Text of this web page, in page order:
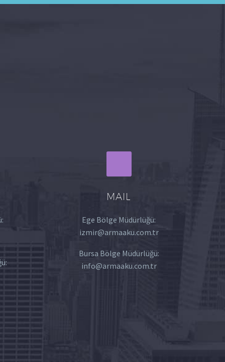
MAIL
Ege Bölge Müdürlüğü:
izmir@armaaku.com.tr
Bursa Bölge Müdürlüğü:
info@armaaku.com.tr